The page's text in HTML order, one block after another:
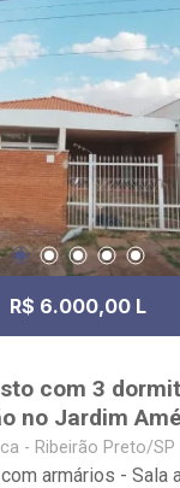
R$ 6.000,00 L
com 3
no Jardim
- Ribeirão Preto/SP
armários - Sala